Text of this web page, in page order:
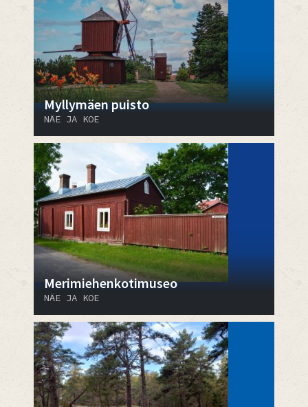
Myllymäen puisto
NÄE JA KOE
Merimiehenkotimuseo
NÄE JA KOE